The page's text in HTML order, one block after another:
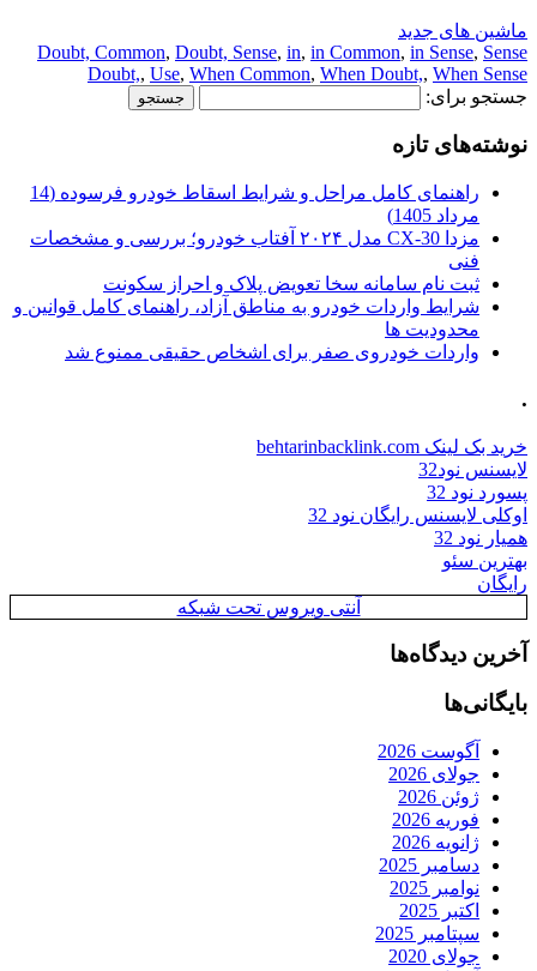
ماشین های جدید
Doubt, Common, Doubt, Sense, in, in Common, in Sense, Sense
Doubt,, Use, When Common, When Doubt,, When Sense
جستجو برای:
نوشته‌های تازه
راهنمای کامل مراحل و شرایط اسقاط خودرو فرسوده (14
مرداد 1405)
مزدا CX-30 مدل ۲۰۲۴ آفتاب خودرو؛ بررسی و مشخصات
فنی
ثبت نام سامانه سخا تعویض پلاک و احراز سکونت
شرایط واردات خودرو به مناطق آزاد، راهنمای کامل قوانین و
محدودیت ها
واردات خودروی صفر برای اشخاص حقیقی ممنوع شد
.
خرید بک لینک behtarinbacklink.com
لایسنس نود32
پسورد نود 32
اوکلی لایسنس رایگان نود 32
همیار نود 32
بهترین سئو
رایگان
آنتی ویروس تحت شبکه
آخرین دیدگاه‌ها
بایگانی‌ها
آگوست 2026
جولای 2026
ژوئن 2026
فوریه 2026
ژانویه 2026
دسامبر 2025
نوامبر 2025
اکتبر 2025
سپتامبر 2025
جولای 2020